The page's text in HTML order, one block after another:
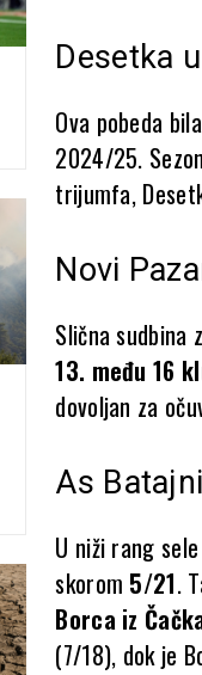
Desetka
Ova pobeda
2024/25.
trijumfa,
Novi
Slična sudbina
13. među 16
dovoljan za
As
U niži rang
skorom 5/21.
Borca iz
(7/18), dok je